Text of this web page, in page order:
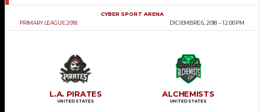
PRIMARY LEAGUE 2018
CYBER SPORT ARENA
DICIEMBRE 6, 2018
12:00 PM
L.A. PIRATES
UNITED STATES
ALCHEMISTS
UNITED STATES